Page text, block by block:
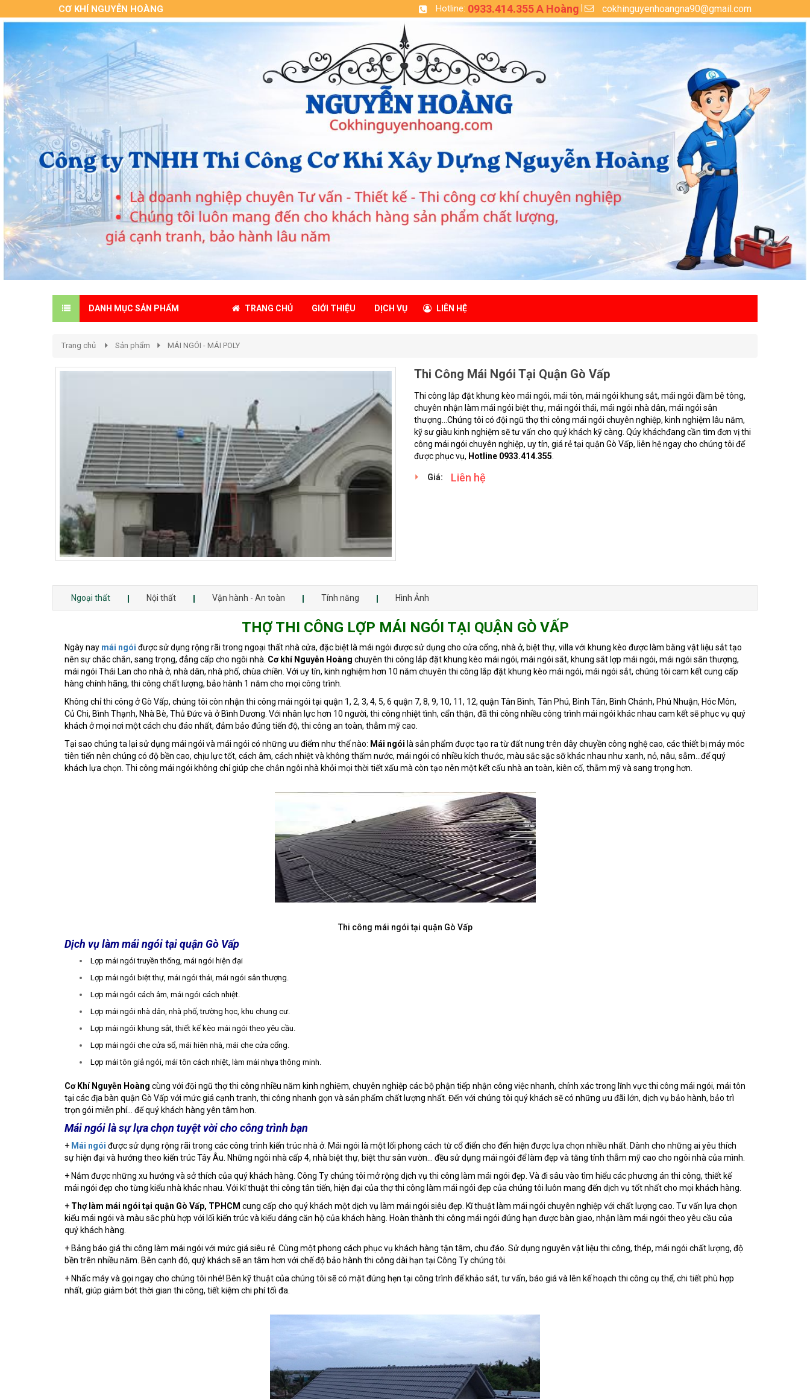
CƠ KHÍ NGUYỄN HOÀNG Hotline: 0933.414.355 A Hoàng cokhinguyenhoangna90@gmail.com
DANH MỤC SẢN PHẨM TRANG CHỦ GIỚI THIỆU DỊCH VỤ LIÊN HỆ
Trang chủ Sản phẩm MÁI NGÓI - MÁI POLY
Thi Công Mái Ngói Tại Quận Gò Vấp
Thi công lắp đặt khung kèo mái ngói, mái tôn, mái ngói khung sắt, mái ngói dầm bê tông,
chuyên nhận làm mái ngói biệt thự, mái ngói thái, mái ngói nhà dân, mái ngói sân
thượng...Chúng tôi có đội ngũ thợ thi công mái ngói chuyên nghiệp, kinh nghiệm lâu năm,
kỹ sư giàu kinh nghiệm sẽ tư vấn cho quý khách kỹ càng. Qúy kháchđang cần tìm đơn vị thi
công mái ngói chuyên nghiệp, uy tín, giá rẻ tại quận Gò Vấp, liên hệ ngay cho chúng tôi để
được phục vụ, Hotline 0933.414.355
Giá: Liên hệ
Ngoại thất Nội thất Vận hành - An toàn Tính năng Hình Ảnh
THỢ THI CÔNG LỢP MÁI NGÓI TẠI QUẬN GÒ VẤP
Ngày nay mái ngói được sử dụng rộng rãi trong ngoại thất nhà cửa, đặc biệt là mái ngói được sử dụng cho cửa cổng, nhà ở, biệt thự, villa với khung kèo được làm bằng vật liệu sắt tạo
nên sự chắc chắn, sang trọng, đẳng cấp cho ngôi nhà. Cơ khí Nguyễn Hoàng chuyên thi công lắp đặt khung kèo mái ngói, mái ngói sắt, khung sắt lợp mái ngói, mái ngói sân thượng,
mái ngói Thái Lan cho nhà ở, nhà dân, nhà phố, chùa chiền. Với uy tín, kinh nghiệm hơn 10 năm chuyên thi công lắp đặt khung kèo mái ngói, mái ngói sắt, chúng tôi cam kết cung cấp
hàng chính hãng, thi công chất lượng, bảo hành 1 năm cho mọi công trình.
Không chỉ thi công ở Gò Vấp, chúng tôi còn nhận thi công mái ngói tại quận 1, 2, 3, 4, 5, 6 quận 7, 8, 9, 10, 11, 12, quận Tân Bình, Tân Phú, Bình Tân, Bình Chánh, Phú Nhuận, Hóc Môn,
Củ Chi, Bình Thạnh, Nhà Bè, Thủ Đức và ở Bình Dương. Với nhân lực hơn 10 người, thi công nhiệt tình, cẩn thận, đã thi công nhiều công trình mái ngói khác nhau cam kết sẽ phục vụ quý
khách ở mọi nơi một cách chu đáo nhất, đảm bảo đúng tiến độ, thi công an toàn, thẫm mỹ cao.
Tại sao chúng ta lại sử dụng mái ngói và mái ngói có những ưu điểm như thế nào: Mái ngói là sản phẩm được tạo ra từ đất nung trên dây chuyền công nghệ cao, các thiết bị máy móc
tiên tiến nên chúng có độ bền cao, chịu lực tốt, cách âm, cách nhiệt và không thấm nước, mái ngói có nhiều kích thước, màu sắc sặc sỡ khác nhau như xanh, nỏ, nâu, sẫm...để quý
khách lựa chọn. Thi công mái ngói không chỉ giúp che chắn ngôi nhà khỏi mọi thời tiết xấu mà còn tạo nên một kết cấu nhà an toàn, kiên cố, thẫm mỹ và sang trọng hơn.
Thi công mái ngói tại quận Gò Vấp
Dịch vụ làm mái ngói tại quận Gò Vấp
Lợp mái ngói truyền thống, mái ngói hiện đại
Lợp mái ngói biệt thự, mái ngói thái, mái ngói sân thượng.
Lợp mái ngói cách âm, mái ngói cách nhiệt.
Lợp mái ngói nhà dân, nhà phố, trường học, khu chung cư.
Lợp mái ngói khung sắt, thiết kế kèo mái ngói theo yêu cầu.
Lợp mái ngói che cửa sổ, mái hiên nhà, mái che cửa cổng.
Lợp mái tôn giả ngói, mái tôn cách nhiệt, làm mái nhựa thông minh.
Cơ Khí Nguyễn Hoàng cùng với đội ngũ thợ thi công nhiều năm kinh nghiệm, chuyên nghiệp các bộ phận tiếp nhận công việc nhanh, chính xác trong lĩnh vực thi công mái ngói, mái tôn
tại các địa bàn quận Gò Vấp với mức giá cạnh tranh, thi công nhanh gọn và sản phẩm chất lượng nhất. Đến với chúng tôi quý khách sẽ có những ưu đãi lớn, dịch vụ bảo hành, bảo trì
trọn gói miễn phí… để quý khách hàng yên tâm hơn.
Mái ngói là sự lựa chọn tuyệt vời cho công trình bạn
+ Mái ngói được sử dụng rộng rãi trong các công trình kiến trúc nhà ở. Mái ngói là một lối phong cách từ cổ điển cho đến hiện được lựa chọn nhiều nhất. Dành cho những ai yêu thích
sự hiện đại và hướng theo kiến trúc Tây Âu. Những ngôi nhà cấp 4, nhà biệt thự, biệt thư sân vườn... đều sử dụng mái ngói để làm đẹp và tăng tính thẫm mỹ cao cho ngôi nhà của mình.
+ Nắm được những xu hướng và sở thích của quý khách hàng. Công Ty chúng tôi mở rộng dịch vụ thi công làm mái ngói đẹp. Và đi sâu vào tìm hiểu các phương án thi công, thiết kế
mái ngói đẹp cho từng kiểu nhà khác nhau. Với kĩ thuật thi công tân tiến, hiện đại của thợ thi công làm mái ngói đẹp của chúng tôi luôn mang đến dịch vụ tốt nhất cho mọi khách hàng.
+ Thợ làm mái ngói tại quận Gò Vấp, TPHCM cung cấp cho quý khách một dịch vụ làm mái ngói siêu đẹp. Kĩ thuật làm mái ngói chuyên nghiệp với chất lượng cao. Tư vấn lựa chọn
kiểu mái ngói và màu sắc phù hợp với lối kiến trúc và kiểu dáng căn hộ của khách hàng. Hoàn thành thi công mái ngói đúng hạn được bàn giao, nhận làm mái ngói theo yêu cầu của
quý khách hàng.
+ Bảng báo giá thi công làm mái ngói với mức giá siêu rẻ. Cùng một phong cách phục vụ khách hàng tận tâm, chu đáo. Sử dụng nguyên vật liệu thi công, thép, mái ngói chất lượng, độ
bền trên nhiều năm. Bên cạnh đó, quý khách sẽ an tâm hơn với chế độ bảo hành thi công dài hạn tại Công Ty chúng tôi.
+ Nhấc máy và gọi ngay cho chúng tôi nhé! Bên kỹ thuật của chúng tôi sẽ có mặt đúng hẹn tại công trình để khảo sát, tư vấn, báo giá và lên kế hoạch thi công cụ thể, chi tiết phù hợp
nhất, giúp giảm bớt thời gian thi công, tiết kiệm chi phí tối đa.